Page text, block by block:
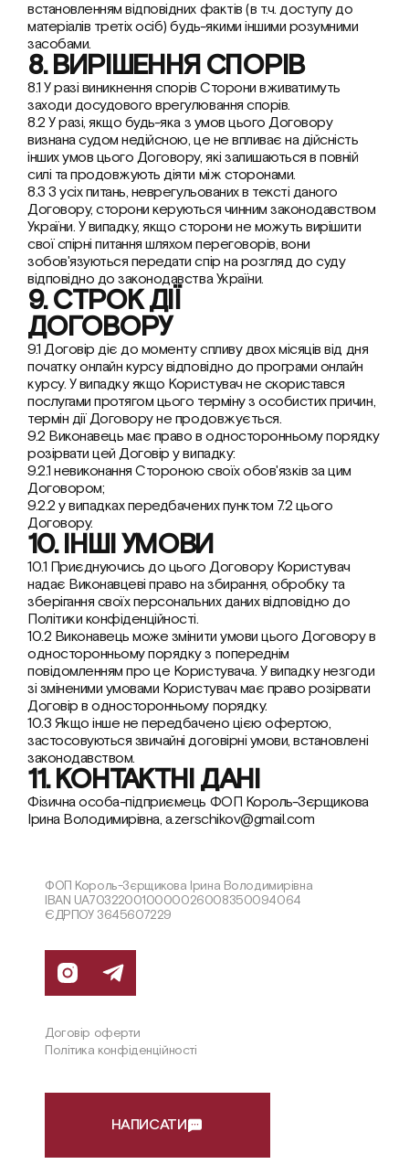
встановленням відповідних фактів (в т.ч. доступу до
матеріалів третіх осіб) будь-якими іншими розумними
засобами.
8. ВИРІШЕННЯ СПОРІВ
8.1 У разі виникнення спорів Сторони вживатимуть
заходи досудового врегулювання спорів.
8.2 У разі, якщо будь-яка з умов цього Договору
визнана судом недійсною, це не впливає на дійсність
інших умов цього Договору, які залишаються в повній
силі та продовжують діяти між сторонами.
8.3 З усіх питань, неврегульованих в тексті даного
Договору, сторони керуються чинним законодавством
України. У випадку, якщо сторони не можуть вирішити
свої спірні питання шляхом переговорів, вони
зобов'язуються передати спір на розгляд до суду
відповідно до законодавства України.
9. СТРОК ДІЇ
ДОГОВОРУ
9.1 Договір діє до моменту спливу двох місяців від дня
початку онлайн курсу відповідно до програми онлайн
курсу. У випадку якщо Користувач не скористався
послугами протягом цього терміну з особистих причин,
термін дії Договору не продовжується.
9.2 Виконавець має право в односторонньому порядку
розірвати цей Договір у випадку:
9.2.1 невиконання Стороною своїх обов'язків за цим
Договором;
9.2.2 у випадках передбачених пунктом 7.2 цього
Договору.
10. ІНШІ УМОВИ
10.1 Приєднуючись до цього Договору Користувач
надає Виконавцеві право на збирання, обробку та
зберігання своїх персональних даних відповідно до
Політики конфіденційності.
10.2 Виконавець може змінити умови цього Договору в
односторонньому порядку з попереднім
повідомленням про це Користувача. У випадку незгоди
зі зміненими умовами Користувач має право розірвати
Договір в односторонньому порядку.
10.3 Якщо інше не передбачено цією офертою,
застосовуються звичайні договірні умови, встановлені
законодавством.
11. КОНТАКТНІ ДАНІ
Фізична особа-підприємець ФОП Король-Зєрщикова
Ірина Володимирівна, a.zerschikov@gmail.com
НАПИСАТИ
ФОП Король-Зєрщикова Ірина Володимирівна
IBAN UA703220010000026008350094064
ЄДРПОУ 3645607229
Договір оферти
Політика конфіденційності